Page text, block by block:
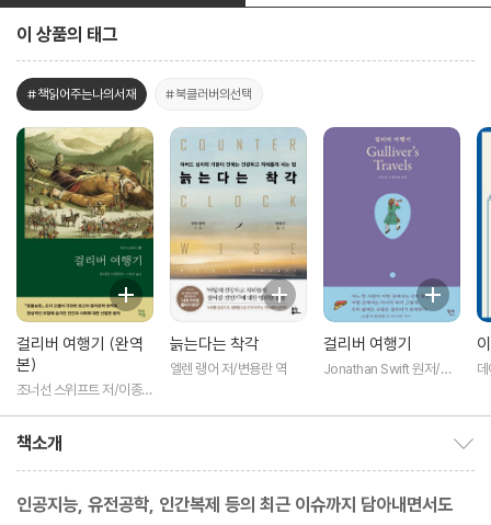
이 상품의 태그
#책읽어주는나의서재 #북클러버의선택
걸리버 여행기 (완역
본)
조너선 스위프트 저/이종인
늙는다는 착각
엘렌 랭어 저/변용란 역
걸리버 여행기
Jonathan Swift 원저/천
책소개
인공지능, 유전공학, 인간복제 등의 최근 이슈까지 담아내면서도